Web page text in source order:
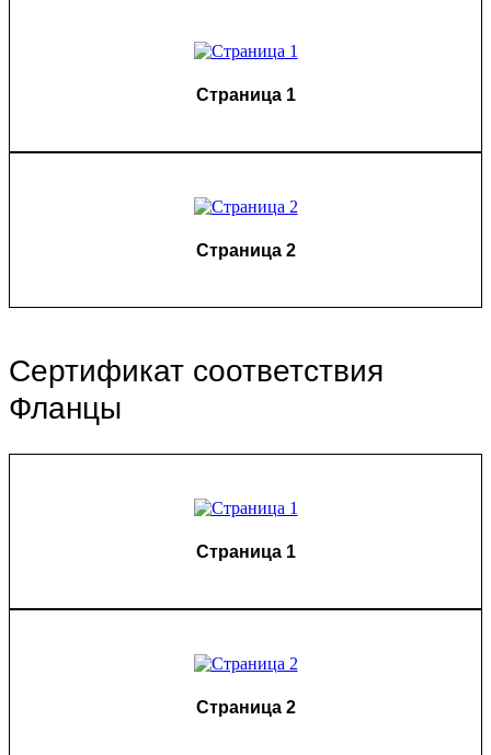
Страница 1
Страница 2
Сертификат соответствия
Фланцы
Страница 1
Страница 2